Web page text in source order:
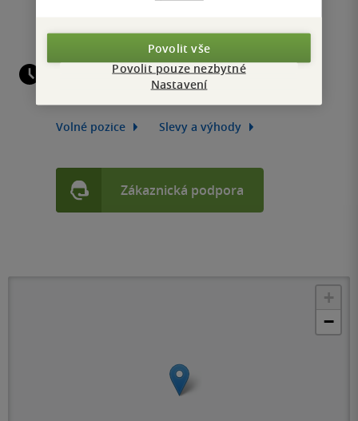
Volné pozice Slevy a výhody
Zákaznická podpora
+
−
Povolit vše
Povolit pouze nezbytné
Nastavení